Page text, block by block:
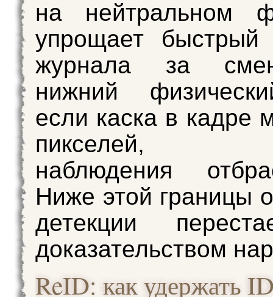
на нейтральном
упрощает быстрый
журнала за
нижний
если каска в кадре
пикселей,
наблюдения
Ниже этой границы
детекции
доказательством
ReID: как удержать